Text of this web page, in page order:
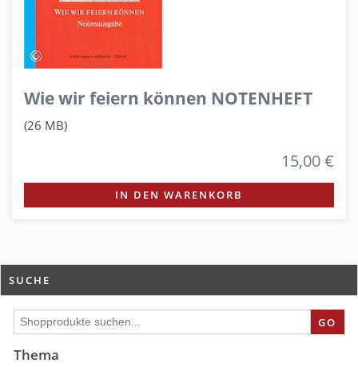
Wie wir feiern können NOTENHEFT
(26 MB)
15,00 €
IN DEN WARENKORB
SUCHE
GO
Thema